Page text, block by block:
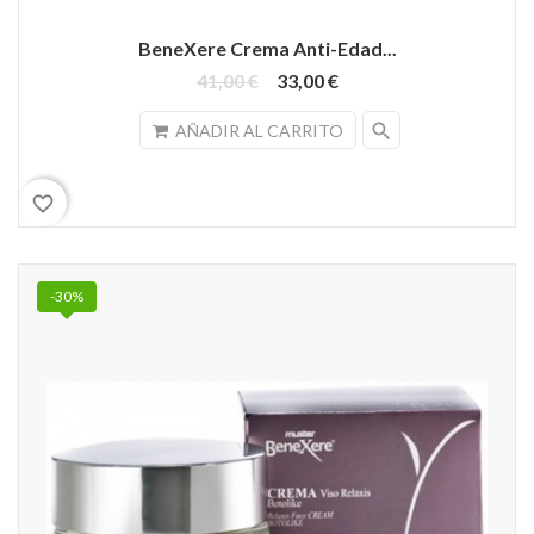
BeneXere Crema Anti-Edad...
41,00 €
33,00 €
AÑADIR AL CARRITO search
favorite_border
-30%